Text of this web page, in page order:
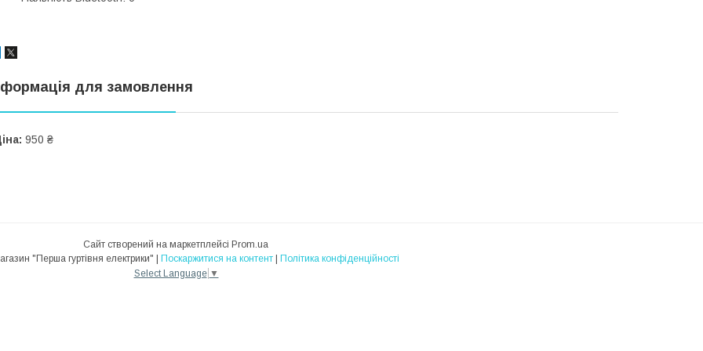
для замовлення
950 ₴
Сайт створений на маркетплейсі Prom.ua
Інтернет-магазин "Перша гуртівня електрики" | Поскаржитися на контент | Політика конфіденційності
Select Language ▼